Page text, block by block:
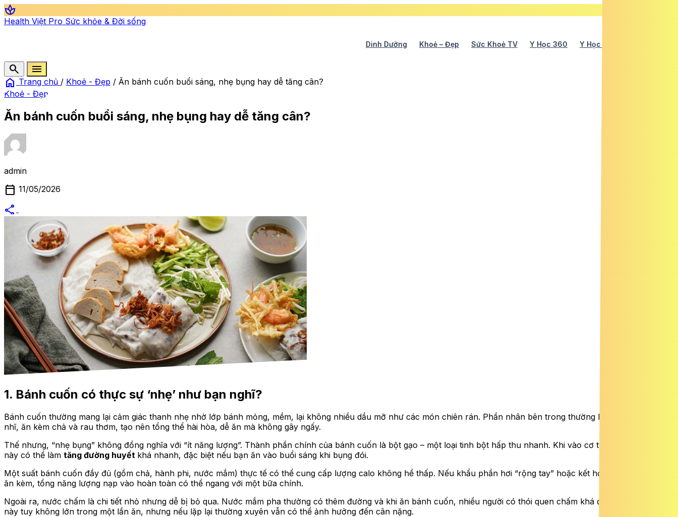
spa
Health Việt Pro Sức khỏe & Đời sống
Dinh Dưỡng Khoẻ – Đẹp Sức Khoẻ TV Y Học 360 Y Học Cổ Truyền
search
menu
home Trang chủ / Khoẻ - Đẹp / Ăn bánh cuốn buổi sáng, nhẹ bụng hay dễ tăng cân?
Khoẻ - Đẹp
Ăn bánh cuốn buổi sáng, nhẹ bụng hay dễ tăng cân?
admin
calendar_today 11/05/2026
share
1. Bánh cuốn có thực sự ‘nhẹ’ như bạn nghĩ?
Bánh cuốn thường mang lại cảm giác thanh nhẹ nhờ lớp bánh mỏng, mềm, lại không nhiều dầu mỡ như các món chiên rán. Phần nhân bên trong thường là thịt băm, mộc
nhĩ, ăn kèm chả và rau thơm, tạo nên tổng thể hài hòa, dễ ăn mà không gây ngấy.
Thế nhưng, “nhẹ bụng” không đồng nghĩa với “ít năng lượng”. Thành phần chính của bánh cuốn là bột gạo – một loại tinh bột hấp thu nhanh. Khi vào cơ thể, loại tinh bột
này có thể làm tăng đường huyết khá nhanh, đặc biệt nếu bạn ăn vào buổi sáng khi bụng đói.
Một suất bánh cuốn đầy đủ (gồm chả, hành phi, nước mắm) thực tế có thể cung cấp lượng calo không hề thấp. Nếu khẩu phần hơi “rộng tay” hoặc kết hợp với nhiều món
ăn kèm, tổng năng lượng nạp vào hoàn toàn có thể ngang với một bữa chính.
Ngoài ra, nước chấm là chi tiết nhỏ nhưng dễ bị bỏ qua. Nước mắm pha thường có thêm đường và khi ăn bánh cuốn, nhiều người có thói quen chấm khá đậm. Lượng đường
này tuy không lớn trong một lần ăn, nhưng nếu lặp lại thường xuyên vẫn có thể ảnh hưởng đến cân nặng.